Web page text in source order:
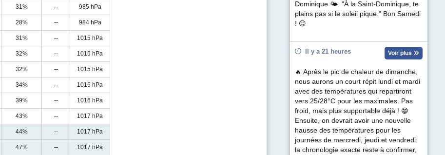
31% -- 985 hPa
28% -- 984 hPa
31% -- 1015 hPa
32% -- 1015 hPa
32% -- 1015 hPa
34% -- 1016 hPa
39% -- 1016 hPa
43% -- 1017 hPa
44% -- 1017 hPa
47% -- 1017 hPa
Dominique 🌤. "À la Saint-Dominique, te
plains pas si le soleil pique." Bon Samedi
! 😊
Il y a 21 heures Voir plus
🔥 Après le pic de chaleur de dimanche,
nous aurons un court répit lundi et mardi
avec des températures qui repartiront
vers 25/28°C pour les maximales. Pas
froid, mais plus supportable déjà ! 😁
Ensuite, on devrait avoir une nouvelle
hausse des températures pour les
journées de mercredi, jeudi et vendredi:
la chronologie exacte reste à confirmer,